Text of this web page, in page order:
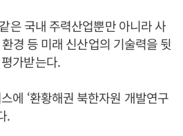
은 국내 주력산업뿐만 아니라 사
경 등 미래 신산업의 기술력을 뒷
가받는다.
에 ‘환황해권 북한자원 개발연구
.